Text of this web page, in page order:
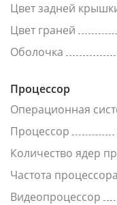
Цвет задней
Цвет граней
Оболочка
Процессор
Операционная
Процессор
Количество ядер
Частота
Видеопроцессор